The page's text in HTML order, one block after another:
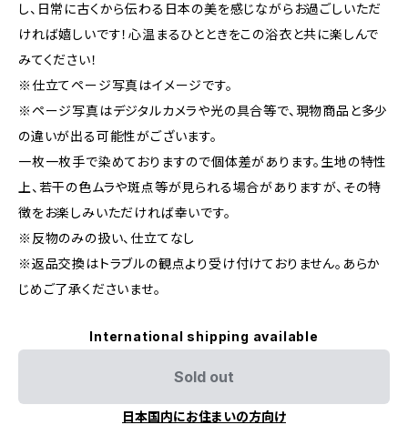
し、日常に古くから伝わる日本の美を感じながらお過ごしいただ
ければ嬉しいです！心温まるひとときをこの浴衣と共に楽しんで
みてください！
※仕立てページ写真はイメージです。
※ページ写真はデジタルカメラや光の具合等で、現物商品と多少
の違いが出る可能性がございます。
一枚一枚手で染めておりますので個体差があります。生地の特性
上、若干の色ムラや斑点等が見られる場合がありますが、その特
徴をお楽しみいただければ幸いです。
※反物のみの扱い、仕立てなし
※返品交換はトラブルの観点より受け付けておりません。あらか
じめご了承くださいませ。
International shipping available
Sold out
日本国内にお住まいの方向け